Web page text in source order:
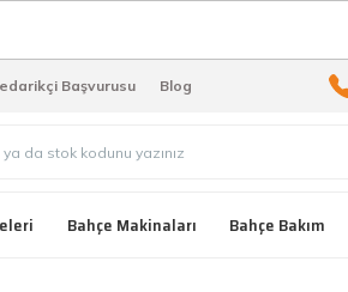
Başvurusu Blog
Bahçe Makinaları Bahçe Bakım